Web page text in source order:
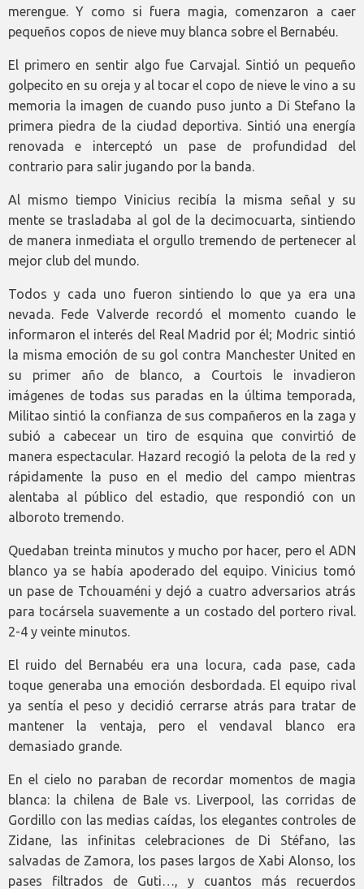
merengue. Y como si fuera magia, comenzaron a caer
pequeños copos de nieve muy blanca sobre el Bernabéu.
El primero en sentir algo fue Carvajal. Sintió un pequeño
golpecito en su oreja y al tocar el copo de nieve le vino a su
memoria la imagen de cuando puso junto a Di Stefano la
primera piedra de la ciudad deportiva. Sintió una energía
renovada e interceptó un pase de profundidad del
contrario para salir jugando por la banda.
Al mismo tiempo Vinicius recibía la misma señal y su
mente se trasladaba al gol de la decimocuarta, sintiendo
de manera inmediata el orgullo tremendo de pertenecer al
mejor club del mundo.
Todos y cada uno fueron sintiendo lo que ya era una
nevada. Fede Valverde recordó el momento cuando le
informaron el interés del Real Madrid por él; Modric sintió
la misma emoción de su gol contra Manchester United en
su primer año de blanco, a Courtois le invadieron
imágenes de todas sus paradas en la última temporada,
Militao sintió la confianza de sus compañeros en la zaga y
subió a cabecear un tiro de esquina que convirtió de
manera espectacular. Hazard recogió la pelota de la red y
rápidamente la puso en el medio del campo mientras
alentaba al público del estadio, que respondió con un
alboroto tremendo.
Quedaban treinta minutos y mucho por hacer, pero el ADN
blanco ya se había apoderado del equipo. Vinicius tomó
un pase de Tchouaméni y dejó a cuatro adversarios atrás
para tocársela suavemente a un costado del portero rival.
2-4 y veinte minutos.
El ruido del Bernabéu era una locura, cada pase, cada
toque generaba una emoción desbordada. El equipo rival
ya sentía el peso y decidió cerrarse atrás para tratar de
mantener la ventaja, pero el vendaval blanco era
demasiado grande.
En el cielo no paraban de recordar momentos de magia
blanca: la chilena de Bale vs. Liverpool, las corridas de
Gordillo con las medias caídas, los elegantes controles de
Zidane, las infinitas celebraciones de Di Stéfano, las
salvadas de Zamora, los pases largos de Xabi Alonso, los
pases filtrados de Guti…, y cuantos más recuerdos